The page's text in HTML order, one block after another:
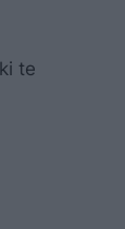
te